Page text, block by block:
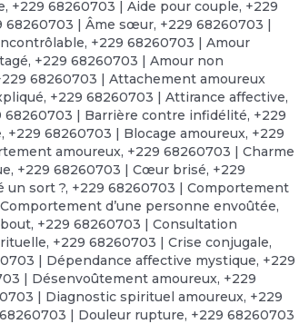
, +229 68260703 | Aide pour couple, +229
68260703 | Âme sœur, +229 68260703 |
, +229 68260703 | Amour
, +229 68260703 | Amour non
68260703 | Attachement amoureux
, +229 68260703 | Attirance affective,
68260703 | Barrière contre infidélité, +229
, +229 68260703 | Blocage amoureux, +229
amoureux, +229 68260703 | Charme
, +229 68260703 | Cœur brisé, +229
un sort ?, +229 68260703 | Comportement
d’une personne envoûtée,
, +229 68260703 | Consultation
, +229 68260703 | Crise conjugale,
| Dépendance affective mystique, +229
| Désenvoûtement amoureux, +229
| Diagnostic spirituel amoureux, +229
| Douleur rupture, +229 68260703